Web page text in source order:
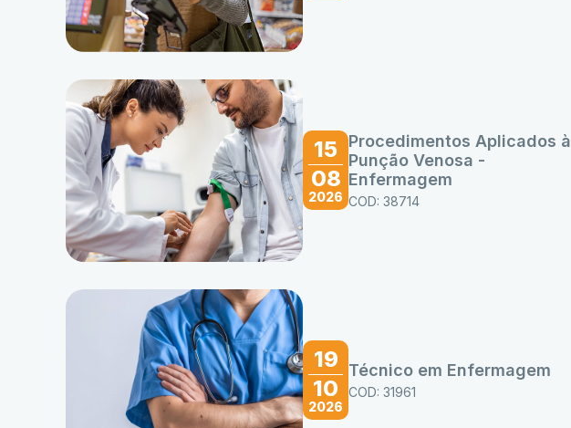
15
08
2026
Procedimentos Aplicados à
Punção Venosa -
Enfermagem
COD: 38714
19
10
2026
Técnico em Enfermagem
COD: 31961